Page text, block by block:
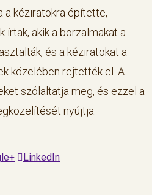
a kéziratokra építette,
akik a borzalmakat a
és a kéziratokat a
közelében rejtették el. A
szólaltatja meg, és ezzel a
nyújtja.
LinkedIn